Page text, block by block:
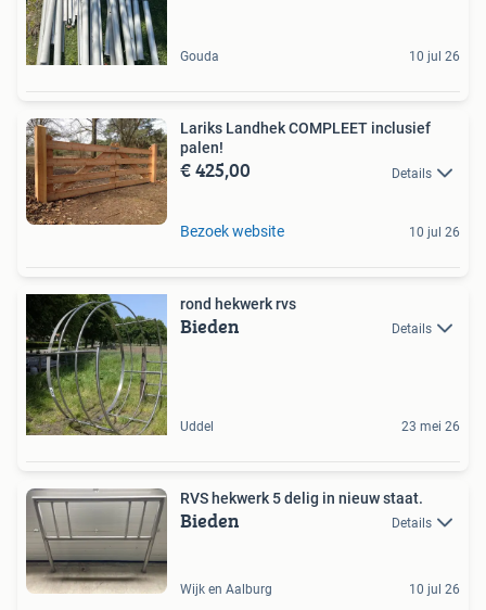
Gouda 10 jul 26
Lariks Landhek COMPLEET inclusief
palen!
€ 425,00 Details
Bezoek website 10 jul 26
rond hekwerk rvs
Bieden Details
Uddel 23 mei 26
RVS hekwerk 5 delig in nieuw staat.
Bieden Details
Wijk en Aalburg 10 jul 26